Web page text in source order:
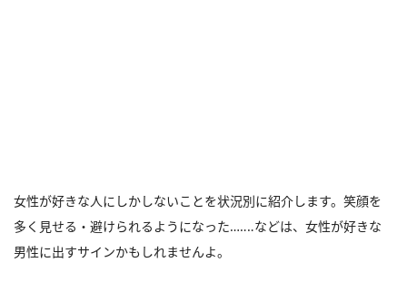
女性が好きな人にしかしないことを状況別に紹介します。笑顔を
多く見せる・避けられるようになった…‥‥などは、女性が好きな
男性に出すサインかもしれませんよ。